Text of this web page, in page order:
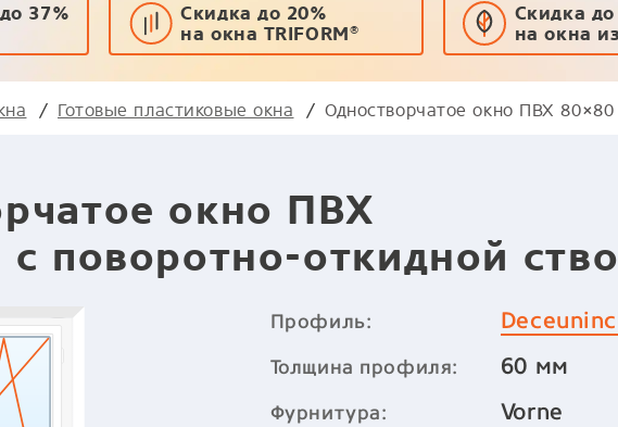
37%
Скидка до 20%
на окна TRIFORM®
Скидка до
на окна
Готовые пластиковые окна Одностворчатое окно ПВХ 80×80
окно ПВХ
поворотно-откидной
Профиль:
Толщина профиля: 60 мм
Фурнитура: Vorne